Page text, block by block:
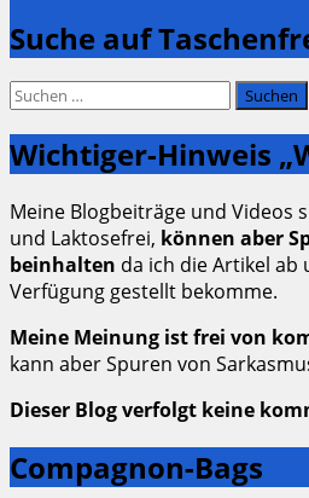
Suche auf
Suchen
Wichtiger-Hinweis
Meine Blogbeiträge und Videos
und Laktosefrei, können aber
beinhalten da ich die Artikel ab
Verfügung gestellt bekomme.
Meine Meinung ist frei von
kann aber Spuren von
Dieser Blog verfolgt keine
Compagnon-Bags